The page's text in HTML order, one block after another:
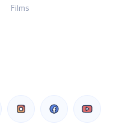
Films